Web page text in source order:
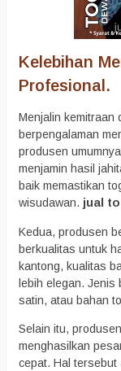
Kelebihan
Profesional.
Menjalin kemitraan
berpengalaman
produsen
menjamin hasil
baik memastikan
wisudawan. jual
Kedua, produsen
berkualitas untuk
kantong, kualitas
lebih elegan. Jenis
satin, atau bahan
Selain itu,
menghasilkan
cepat. Hal tersebut